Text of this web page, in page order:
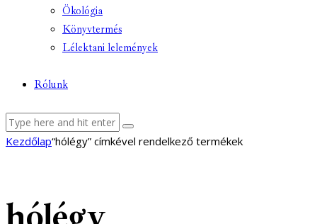
Ökológia
Könyvtermés
Lélektani lelemények
Rólunk
facebook-
youtube-
email
Kezdőlap“hólégy” címkével rendelkező termékek